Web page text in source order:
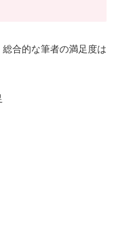
合的な筆者の満足度は